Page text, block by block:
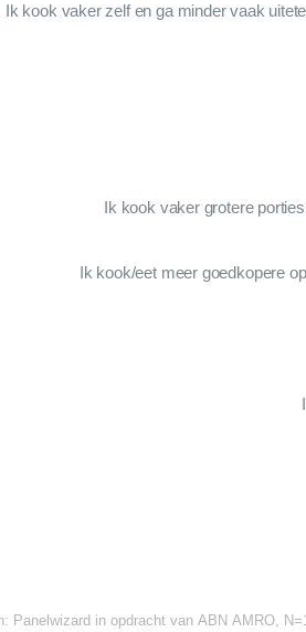
Panelwizard in opdracht van ABN AMRO,
Ik kook vaker zelf en ga minder vaak
Ik kook vaker grotere
Ik kook/eet meer goedkopere